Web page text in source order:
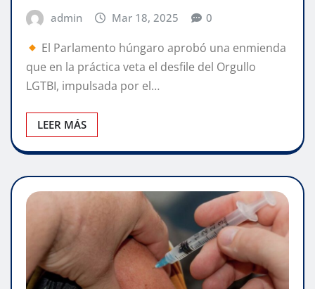
admin Mar 18, 2025 0
El Parlamento húngaro aprobó una enmienda
que en la práctica veta el desfile del Orgullo
LGTBI, impulsada por el…
LEER MÁS